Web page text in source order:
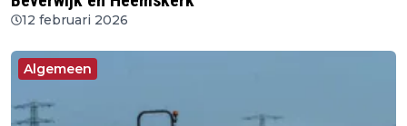
12 februari 2026
Algemeen